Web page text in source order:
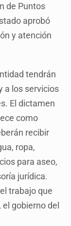
de Puntos
aprobó
y atención
tendrán
a los servicios
El dictamen
como
recibir
ropa,
para aseo,
jurídica.
trabajo que
gobierno del